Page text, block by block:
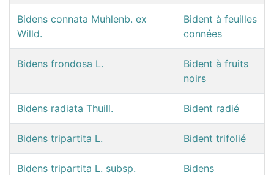
Bidens connata Muhlenb. ex
Willd.
Bident à feuilles
connées
Bidens frondosa L.
Bident à fruits
noirs
Bidens radiata Thuill. Bident radié
Bidens tripartita L. Bident trifolié
Bidens tripartita L. subsp.
Bidens